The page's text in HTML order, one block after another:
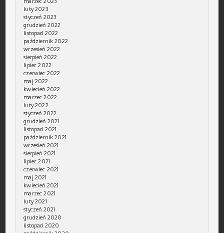
luty 2023
styczeń 2023
grudzień 2022
listopad 2022
październik 2022
wrzesień 2022
sierpień 2022
lipiec 2022
czerwiec 2022
maj 2022
kwiecień 2022
marzec 2022
luty 2022
styczeń 2022
grudzień 2021
listopad 2021
październik 2021
wrzesień 2021
sierpień 2021
lipiec 2021
czerwiec 2021
maj 2021
kwiecień 2021
marzec 2021
luty 2021
styczeń 2021
grudzień 2020
listopad 2020